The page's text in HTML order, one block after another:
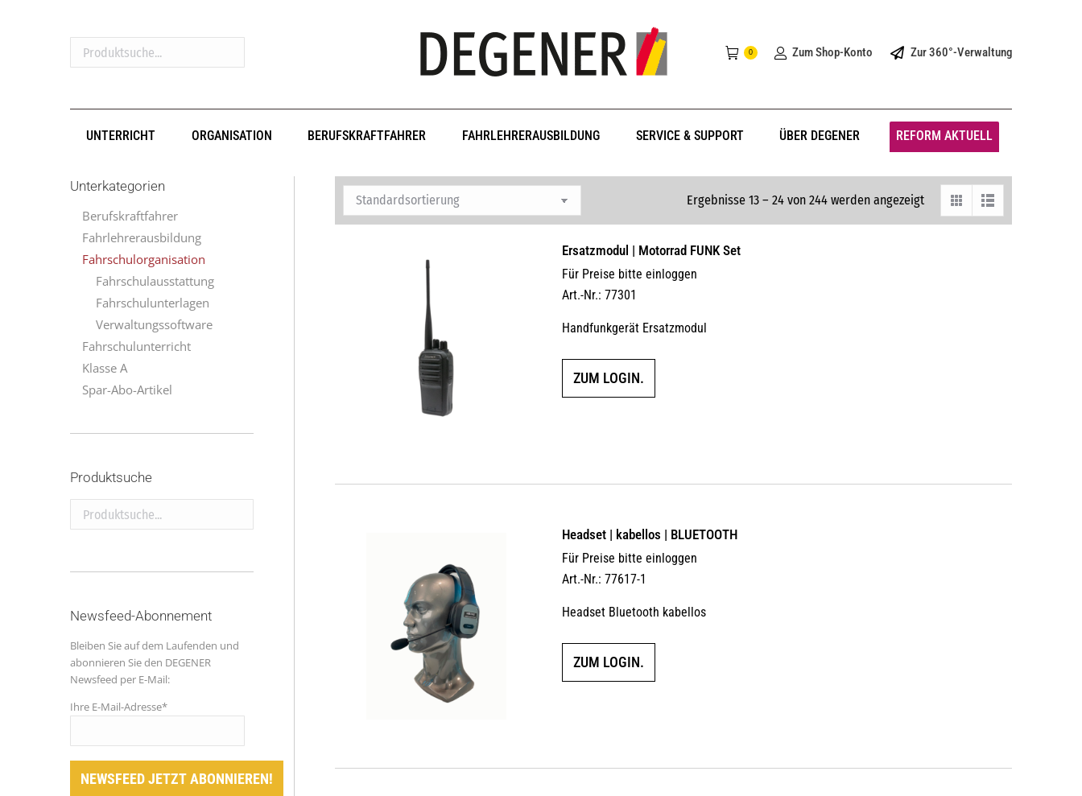
Produktsuche...
0 Zum Shop-Konto Zur 360°-Verwaltung
UNTERRICHT ORGANISATION BERUFSKRAFTFAHRER FAHRLEHRERAUSBILDUNG SERVICE & SUPPORT ÜBER DEGENER REFORM AKTUELL
Ergebnisse 13 – 24 von 244 werden angezeigt
Ersatzmodul | Motorrad FUNK Set
Für Preise bitte einloggen
Art.-Nr.: 77301
Handfunkgerät Ersatzmodul
ZUM LOGIN.
Headset | kabellos | BLUETOOTH
Für Preise bitte einloggen
Art.-Nr.: 77617-1
Headset Bluetooth kabellos
ZUM LOGIN.
Unterkategorien
Berufskraftfahrer
Fahrlehrerausbildung
Fahrschulorganisation
Fahrschulausstattung
Fahrschulunterlagen
Verwaltungssoftware
Fahrschulunterricht
Klasse A
Spar-Abo-Artikel
Produktsuche
Produktsuche...
Newsfeed-Abonnement
Bleiben Sie auf dem Laufenden und
abonnieren Sie den DEGENER
Newsfeed per E-Mail:
Ihre E-Mail-Adresse*